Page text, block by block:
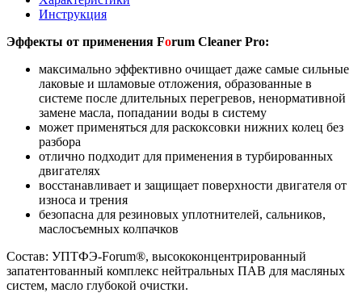
Инструкция
Эффекты от применения Forum Cleaner Pro:
максимально эффективно очищает даже самые сильные
лаковые и шламовые отложения, образованные в
системе после длительных перегревов, ненормативной
замене масла, попадании воды в систему
может применяться для раскоксовки нижних колец без
разбора
отлично подходит для применения в турбированных
двигателях
восстанавливает и защищает поверхности двигателя от
износа и трения
безопасна для резиновых уплотнителей, сальников,
маслосъемных колпачков
Состав: УПТФЭ-Forum®, высококонцентрированный
запатентованный комплекс нейтральных ПАВ для масляных
систем, масло глубокой очистки.